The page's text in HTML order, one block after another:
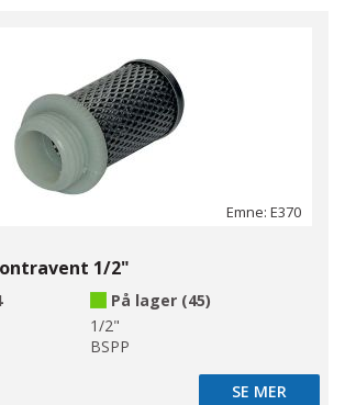
Emne: E370
1/2"
På lager (45)
1/2"
BSPP
SE MER
SE MER